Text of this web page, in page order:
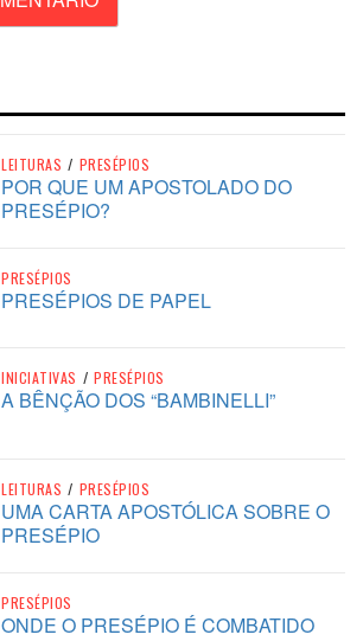
LEITURAS / PRESÉPIOS
POR QUE UM APOSTOLADO DO
PRESÉPIO?
PRESÉPIOS
PRESÉPIOS DE PAPEL
INICIATIVAS / PRESÉPIOS
A BÊNÇÃO DOS “BAMBINELLI”
LEITURAS / PRESÉPIOS
UMA CARTA APOSTÓLICA SOBRE O
PRESÉPIO
PRESÉPIOS
ONDE O PRESÉPIO É COMBATIDO